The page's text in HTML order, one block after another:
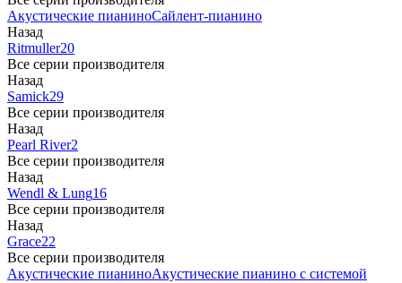
Акустические пианиноСайлент-пианино
Назад
Ritmuller20
Все серии производителя
Назад
Samick29
Все серии производителя
Назад
Pearl River2
Все серии производителя
Назад
Wendl & Lung16
Все серии производителя
Назад
Grace22
Все серии производителя
Акустические пианиноАкустические пианино с системой